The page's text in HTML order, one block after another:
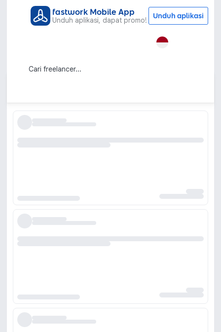
fastwork Mobile App
Unduh aplikasi, dapat promo! Unduh aplikasi
Tracing Gambar
Terpercaya